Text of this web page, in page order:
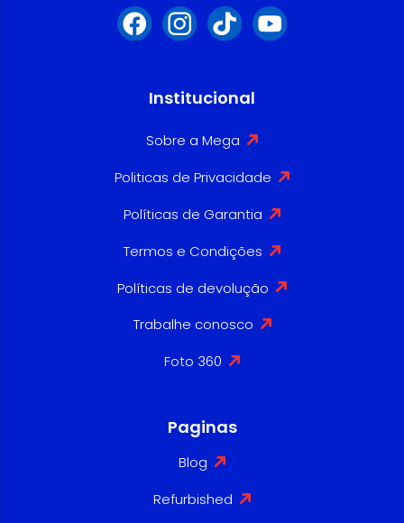
Institucional
Sobre a Mega
Politicas de Privacidade
Políticas de Garantia
Termos e Condições
Políticas de devolução
Trabalhe conosco
Foto 360
Paginas
Blog
Refurbished